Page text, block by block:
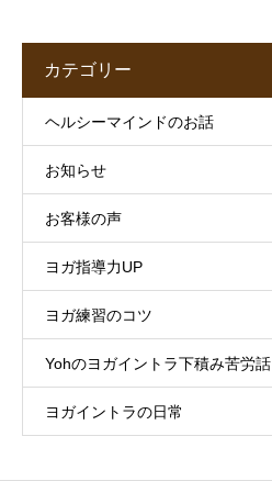
カテゴリー
ヘルシーマインドのお話
お知らせ
お客様の声
ヨガ指導力UP
ヨガ練習のコツ
Yohのヨガイントラ下積み苦労話
ヨガイントラの日常